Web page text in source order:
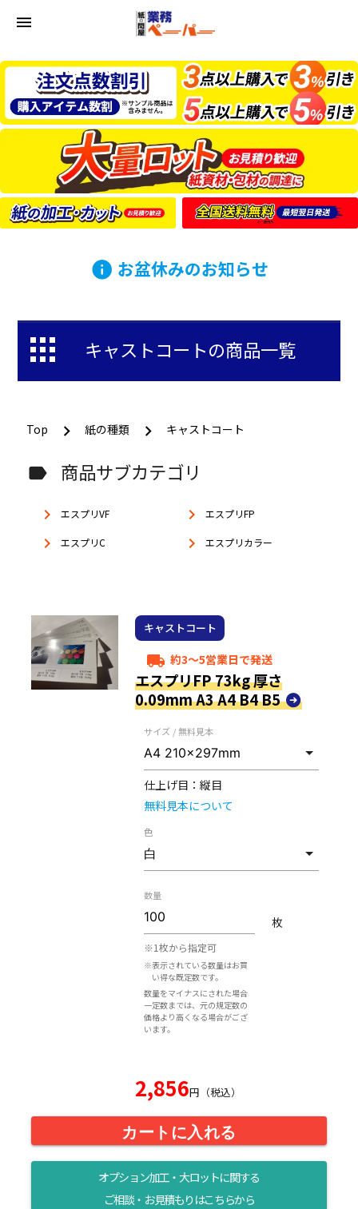
menu
info お盆休みのお知らせ
キャストコートの商品一覧
Top 紙の種類 キャストコート
label 商品サブカテゴリ
keyboard_arrow_right エスプリVF keyboard_arrow_right エスプリFP
keyboard_arrow_right エスプリC keyboard_arrow_right エスプリカラー
キャストコート
local_shipping 約3～5営業日で発送
エスプリFP 73kg 厚さ
0.09mm A3 A4 B4 B5
サイズ / 無料見本
仕上げ目： 縦目
無料見本について
色
数量
※1枚から指定可
※表示されている数量はお買
い得な既定数です。
数量をマイナスにされた場合
一定数までは、元の規定数の
価格より高くなる場合がござ
います。
枚
2,856円（税込）
カートに入れる
オプション加工・大ロットに関する
ご相談・お見積もりはこちらから